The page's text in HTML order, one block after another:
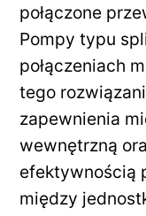
połączone
Pompy typu
połączeniach
tego
zapewnienia
wewnętrzną
efektywnością
między